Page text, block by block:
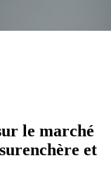
le marché
et